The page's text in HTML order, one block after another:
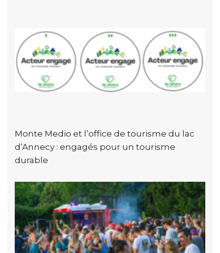
Monte Medio et l’office de tourisme du lac
d’Annecy : engagés pour un tourisme
durable